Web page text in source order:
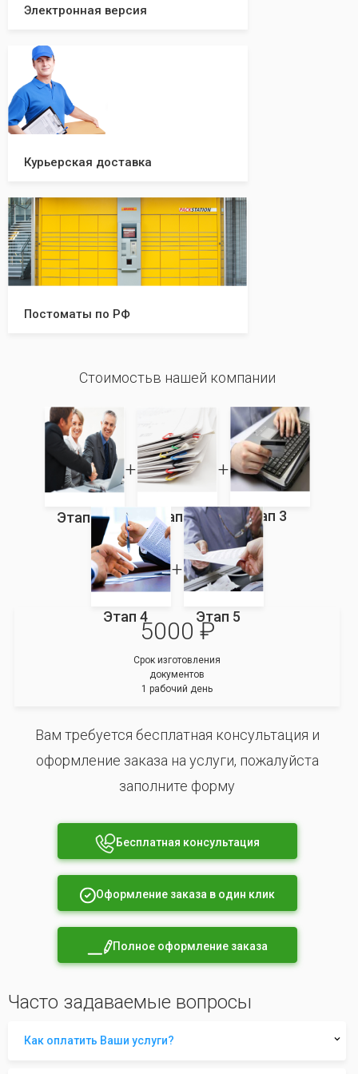
Электронная версия
Курьерская доставка
Постоматы по РФ
Стоимостьв нашей компании
Этап 1 Этап 2 Этап 3
Этап 4 Этап 5
5000 ₽
Срок изготовления
документов
1 рабочий день
Вам требуется бесплатная консультация и
оформление заказа на услуги, пожалуйста
заполните форму
Бесплатная консультация
Оформление заказа в один клик
Полное оформление заказа
Часто задаваемые вопросы
Как оплатить Ваши услуги?